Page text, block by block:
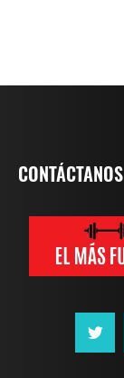
CONTÁCTANOS